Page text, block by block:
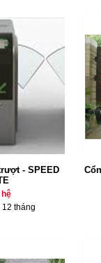
- SPEED
hệ
12 tháng